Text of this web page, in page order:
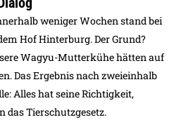
weniger Wochen stand bei
Hof Hinterburg. Der Grund?
Wagyu-Mutterkühe hätten auf
Das Ergebnis nach zweieinhalb
Alles hat seine Richtigkeit,
das Tierschutzgesetz.